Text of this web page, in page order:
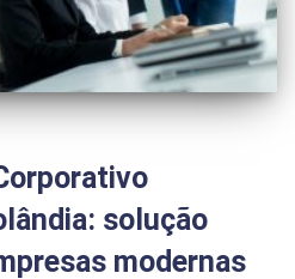
solução
modernas